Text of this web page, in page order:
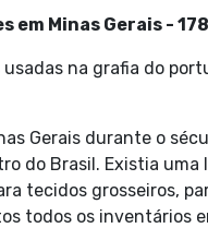
Minas Gerais -
na grafia do
Gerais durante o
do Brasil. Existia uma
tecidos grosseiros,
todos os inventários